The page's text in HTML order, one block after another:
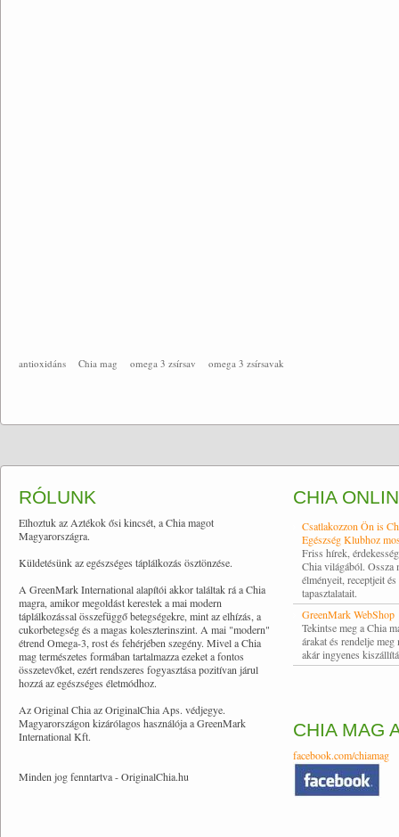
antioxidáns Chia mag omega 3 zsírsav omega 3 zsírsavak
RÓLUNK
Elhoztuk az Aztékok ősi kincsét, a Chia magot
Magyarországra.
Küldetésünk az egészséges táplálkozás ösztönzése.
A GreenMark International alapítói akkor találtak rá a Chia
magra, amikor megoldást kerestek a mai modern
táplálkozással összefüggő betegségekre, mint az elhízás, a
cukorbetegség és a magas koleszterinszint. A mai "modern"
étrend Omega-3, rost és fehérjében szegény. Mivel a Chia
mag természetes formában tartalmazza ezeket a fontos
összetevőket, ezért rendszeres fogyasztása pozitívan járul
hozzá az egészséges életmódhoz.
Az Original Chia az OriginalChia Aps. védjegye.
Magyarországon kizárólagos használója a GreenMark
International Kft.
Minden jog fenntartva - OriginalChia.hu
CHIA
Csatlakozzon Ön is
Egészség Klubhoz
Friss hírek,
Chia világából. Ossza
élményeit, receptjeit és
tapasztalatait.
GreenMark WebShop
Tekintse meg a Chia
árakat és rendelje meg
akár ingyenes
CHIA MAG
facebook.com/chiamag